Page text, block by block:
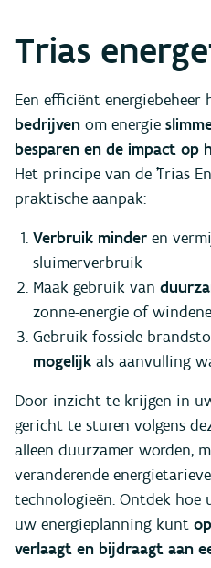
Trias
Een efficiënt energiebeheer
bedrijven om energie
besparen en de impact op
Het principe van de 'Trias
praktische aanpak:
Verbruik minder en
sluimerverbruik
Maak gebruik van
zonne-energie of
Gebruik fossiele
mogelijk als aanvulling
Door inzicht te krijgen in
gericht te sturen volgens
alleen duurzamer worden,
veranderende
technologieën. Ontdek hoe
uw energieplanning kunt
verlaagt en bijdraagt aan